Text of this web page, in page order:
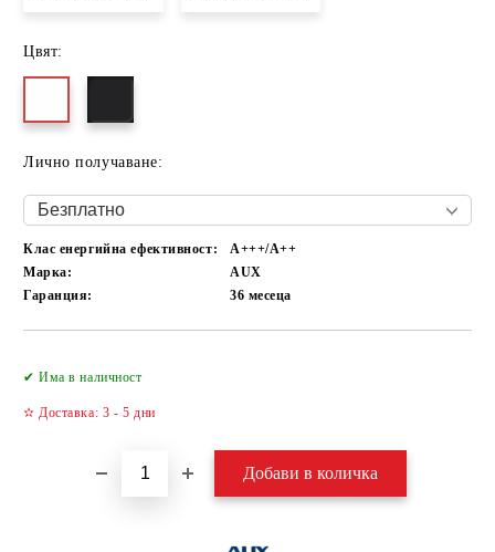
Цвят:
Лично получаване:
Клас енергийна ефективност:
А+++/A++
Марка:
AUX
Гаранция:
36 месеца
✔ Има в наличност
✫ Доставка: 3 - 5 дни